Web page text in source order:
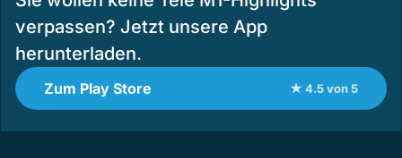
verpassen? Jetzt unsere App
herunterladen.
Zum Play Store ★ 4.5 von 5